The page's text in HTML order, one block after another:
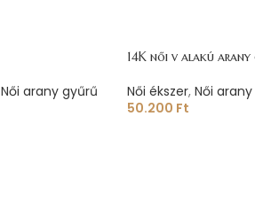
Női arany gyűrű
14K női v alakú
Női ékszer, Női
50.200 Ft